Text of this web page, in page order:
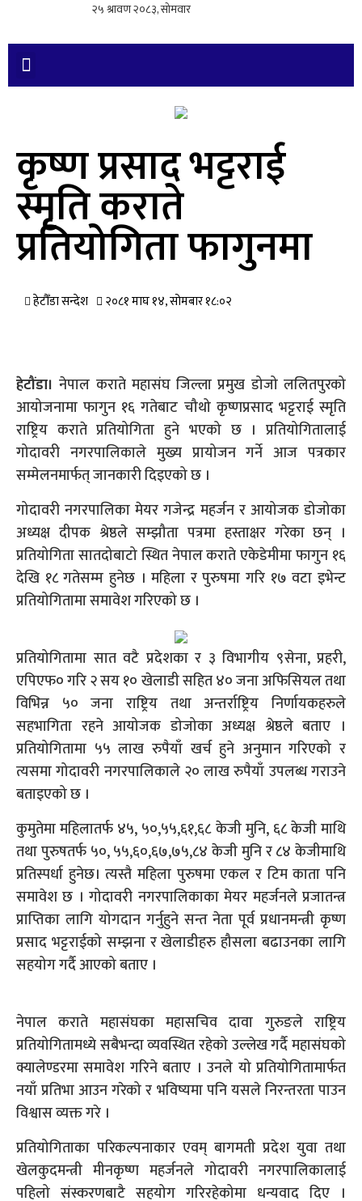
कृष्ण प्रसाद भट्टराई
स्मृति कराते
प्रतियोगिता फागुनमा
हेटौँडा सन्देश २०८१ माघ १४, सोमबार १८:०२
हेटौंडा। नेपाल कराते महासंघ जिल्ला प्रमुख डोजो ललितपुरको
आयोजनामा फागुन १६ गतेबाट चौथो कृष्णप्रसाद भट्टराई स्मृति
राष्ट्रिय कराते प्रतियोगिता हुने भएको छ । प्रतियोगितालाई
गोदावरी नगरपालिकाले मुख्य प्रायोजन गर्ने आज पत्रकार
सम्मेलनमार्फत् जानकारी दिइएको छ ।
गोदावरी नगरपालिका मेयर गजेन्द्र महर्जन र आयोजक डोजोका
अध्यक्ष दीपक श्रेष्ठले सम्झौता पत्रमा हस्ताक्षर गरेका छन् ।
प्रतियोगिता सातदोबाटो स्थित नेपाल कराते एकेडेमीमा फागुन १६
देखि १८ गतेसम्म हुनेछ । महिला र पुरुषमा गरि १७ वटा इभेन्ट
प्रतियोगितामा समावेश गरिएको छ ।
प्रतियोगितामा सात वटै प्रदेशका र ३ विभागीय ९सेना, प्रहरी,
एपिएफ० गरि २ सय १० खेलाडी सहित ४० जना अफिसियल तथा
विभिन्न ५० जना राष्ट्रिय तथा अन्तर्राष्ट्रिय निर्णायकहरुले
सहभागिता रहने आयोजक डोजोका अध्यक्ष श्रेष्ठले बताए ।
प्रतियोगितामा ५५ लाख रुपैयाँ खर्च हुने अनुमान गरिएको र
त्यसमा गोदावरी नगरपालिकाले २० लाख रुपैयाँ उपलब्ध गराउने
बताइएको छ ।
कुमुतेमा महिलातर्फ ४५, ५०,५५,६१,६८ केजी मुनि, ६८ केजी माथि
तथा पुरुषतर्फ ५०, ५५,६०,६७,७५,८४ केजी मुनि र ८४ केजीमाथि
प्रतिस्पर्धा हुनेछ। त्यस्तै महिला पुरुषमा एकल र टिम काता पनि
समावेश छ । गोदावरी नगरपालिकाका मेयर महर्जनले प्रजातन्त्र
प्राप्तिका लागि योगदान गर्नुहुने सन्त नेता पूर्व प्रधानमन्त्री कृष्ण
प्रसाद भट्टराईको सम्झना र खेलाडीहरु हौसला बढाउनका लागि
सहयोग गर्दै आएको बताए ।
नेपाल कराते महासंघका महासचिव दावा गुरुङले राष्ट्रिय
प्रतियोगितामध्ये सबैभन्दा व्यवस्थित रहेको उल्लेख गर्दै महासंघको
क्यालेण्डरमा समावेश गरिने बताए । उनले यो प्रतियोगितामार्फत
नयाँ प्रतिभा आउन गरेको र भविष्यमा पनि यसले निरन्तरता पाउन
विश्वास व्यक्त गरे ।
प्रतियोगिताका परिकल्पनाकार एवम् बागमती प्रदेश युवा तथा
खेलकुदमन्त्री मीनकृष्ण महर्जनले गोदावरी नगरपालिकालाई
पहिलो संस्करणबाटै सहयोग गरिरहेकोमा धन्यवाद दिए ।